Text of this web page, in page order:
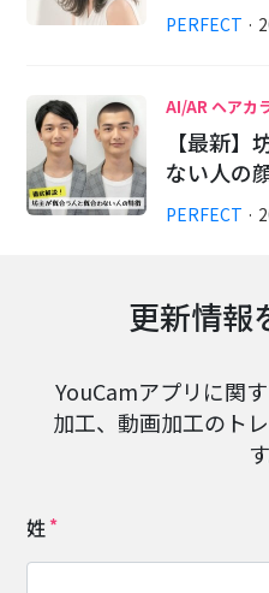
PERFECT ·
AI/AR ヘアカ
【最新
ない人の
PERFECT ·
更新情報
YouCamアプリに関
加工、動画加工のト
す
姓